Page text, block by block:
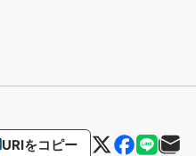
URIをコピー